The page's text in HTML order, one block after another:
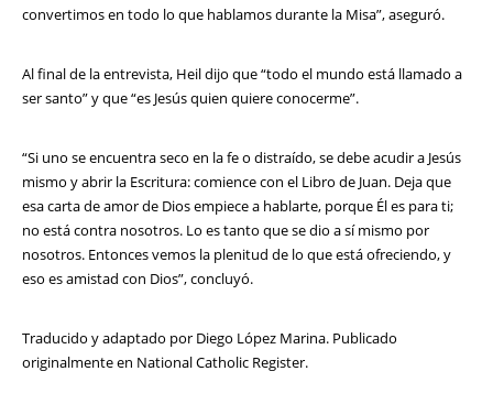
convertimos en todo lo que hablamos durante la Misa”, aseguró.
Al final de la entrevista, Heil dijo que “todo el mundo está llamado a
ser santo” y que “es Jesús quien quiere conocerme”.
“Si uno se encuentra seco en la fe o distraído, se debe acudir a Jesús
mismo y abrir la Escritura: comience con el Libro de Juan. Deja que
esa carta de amor de Dios empiece a hablarte, porque Él es para ti;
no está contra nosotros. Lo es tanto que se dio a sí mismo por
nosotros. Entonces vemos la plenitud de lo que está ofreciendo, y
eso es amistad con Dios”, concluyó.
Traducido y adaptado por Diego López Marina. Publicado
originalmente en National Catholic Register.